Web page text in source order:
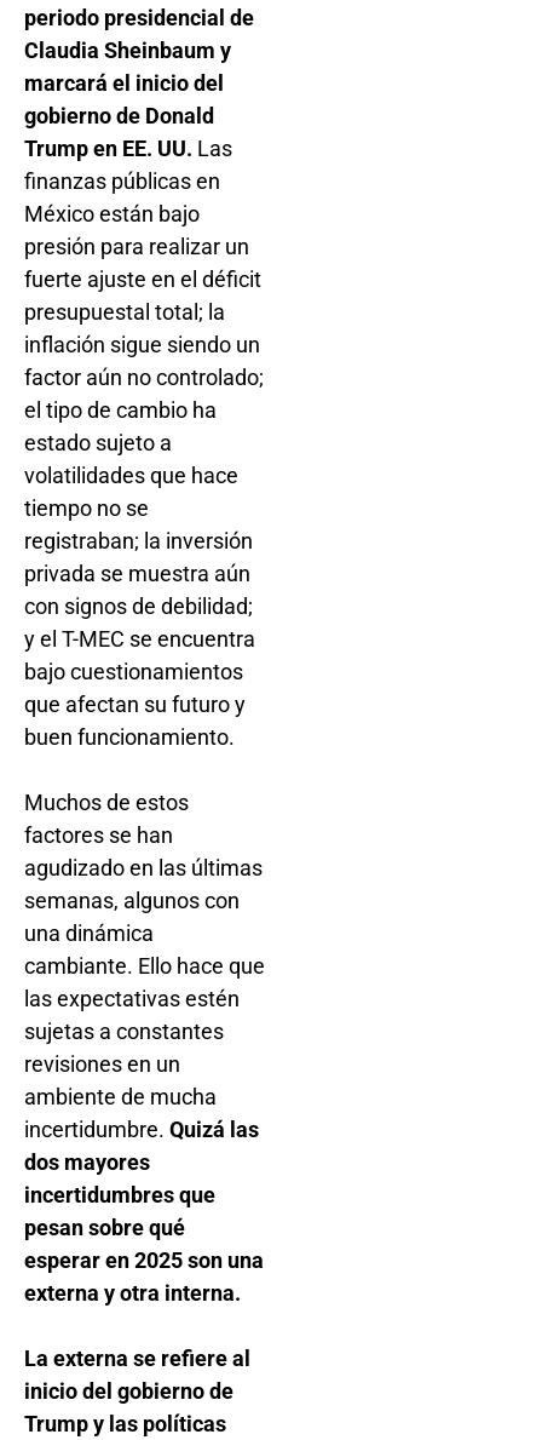
periodo presidencial de
Claudia Sheinbaum y
marcará el inicio del
gobierno de Donald
Trump en EE. UU. Las
finanzas públicas en
México están bajo
presión para realizar un
fuerte ajuste en el déficit
presupuestal total; la
inflación sigue siendo un
factor aún no controlado;
el tipo de cambio ha
estado sujeto a
volatilidades que hace
tiempo no se
registraban; la inversión
privada se muestra aún
con signos de debilidad;
y el T-MEC se encuentra
bajo cuestionamientos
que afectan su futuro y
buen funcionamiento.
Muchos de estos
factores se han
agudizado en las últimas
semanas, algunos con
una dinámica
cambiante. Ello hace que
las expectativas estén
sujetas a constantes
revisiones en un
ambiente de mucha
incertidumbre. Quizá las
dos mayores
incertidumbres que
pesan sobre qué
esperar en 2025 son una
externa y otra interna.
La externa se refiere al
inicio del gobierno de
Trump y las políticas